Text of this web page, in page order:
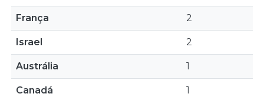
França 2
Israel 2
Austrália 1
Canadá 1